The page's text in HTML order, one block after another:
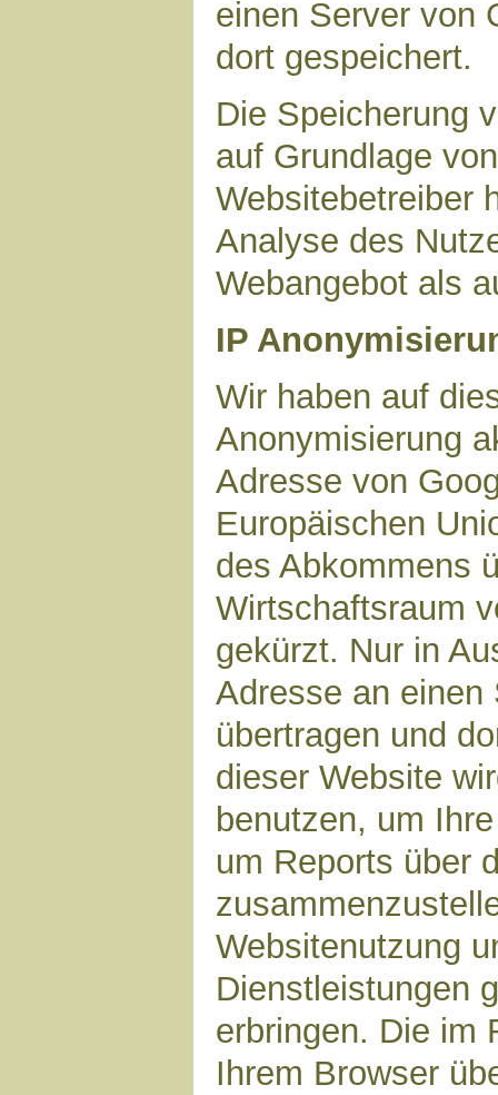
einen Server von
dort gespeichert.
Die Speicherung
auf Grundlage
Websitebetreiber
Analyse des
Webangebot als
IP
Wir haben auf
Anonymisierung
Adresse von
Europäischen
des Abkommens
Wirtschaftsraum
gekürzt. Nur in
Adresse an einen
übertragen und
dieser Website
benutzen, um
um Reports über
Websitenutzung
Dienstleistungen
erbringen. Die im
Ihrem Browser